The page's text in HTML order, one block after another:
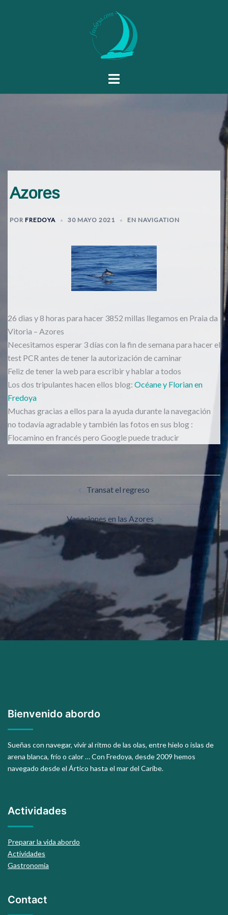
Azores
PORFREDOYA 30 MAYO 2021 EN NAVIGATION
26 dias y 8 horas para hacer 3852 millas llegamos en Praia da
Vitoria – Azores
Necesitamos esperar 3 días con la fin de semana para hacer el
test PCR antes de tener la autorización de caminar
Feliz de tener la web para escribir y hablar a todos
Los dos tripulantes hacen ellos blog: Océane y Florian en
Fredoya
Muchas gracias a ellos para la ayuda durante la navegación
no todavía agradable y también las fotos en sus blog :
Flocamino en francés pero Google puede traducir
Transat el regreso
Vacaciones en las Azores
Bienvenido abordo
Sueñas con navegar, vivir al ritmo de las olas, entre hielo o islas de
arena blanca, frío o calor … Con Fredoya, desde 2009 hemos
navegado desde el Ártico hasta el mar del Caribe.
Actividades
Preparar la vida abordo
Actividades
Gastronomia
Contact